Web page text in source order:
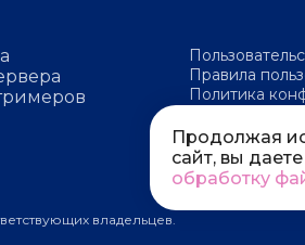
Правила
Политика
владельцев.
Продолжая
сайт, вы даете
обработку